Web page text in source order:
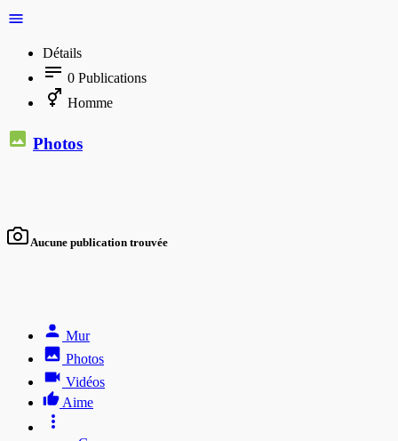
Détails
0 Publications
Homme
Photos
Aucune publication trouvée
Mur
Photos
Vidéos
Aime